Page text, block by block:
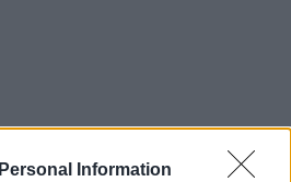
Information